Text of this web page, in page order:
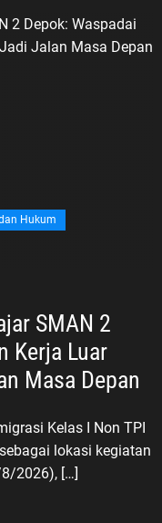
Hukum
SMAN 2
Kerja Luar
Kelas I Non TPI
lokasi kegiatan
2026), […]